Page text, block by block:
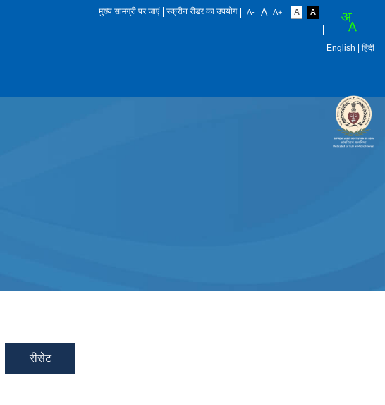
मुख्य सामग्री पर जाएं स्क्रीन रीडर का उपयोग
English | हिंदी
रीसेट